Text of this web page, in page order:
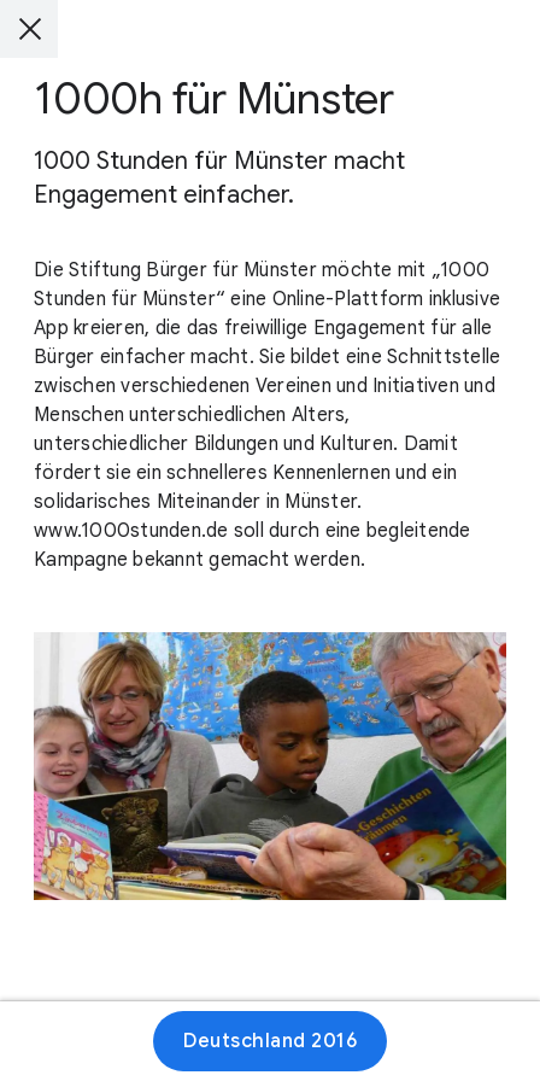
1000h für Münster
1000 Stunden für Münster macht
Engagement einfacher.
Die Stiftung Bürger für Münster möchte mit „1000
Stunden für Münster“ eine Online-Plattform inklusive
App kreieren, die das freiwillige Engagement für alle
Bürger einfacher macht. Sie bildet eine Schnittstelle
zwischen verschiedenen Vereinen und Initiativen und
Menschen unterschiedlichen Alters,
unterschiedlicher Bildungen und Kulturen. Damit
fördert sie ein schnelleres Kennenlernen und ein
solidarisches Miteinander in Münster.
www.1000stunden.de soll durch eine begleitende
Kampagne bekannt gemacht werden.
Deutschland 2016